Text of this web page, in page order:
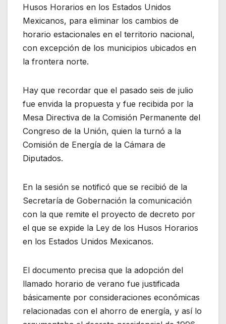
Husos Horarios en los Estados Unidos
Mexicanos, para eliminar los cambios de
horario estacionales en el territorio nacional,
con excepción de los municipios ubicados en
la frontera norte.
Hay que recordar que el pasado seis de julio
fue envida la propuesta y fue recibida por la
Mesa Directiva de la Comisión Permanente del
Congreso de la Unión, quien la turnó a la
Comisión de Energía de la Cámara de
Diputados.
En la sesión se notificó que se recibió de la
Secretaría de Gobernación la comunicación
con la que remite el proyecto de decreto por
el que se expide la Ley de los Husos Horarios
en los Estados Unidos Mexicanos.
El documento precisa que la adopción del
llamado horario de verano fue justificada
básicamente por consideraciones económicas
relacionadas con el ahorro de energía, y así lo